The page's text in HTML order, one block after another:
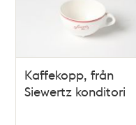
Kaffekopp, från
Siewertz konditori